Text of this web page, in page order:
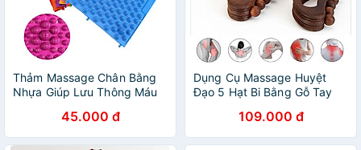
Thảm Massage Chân Bằng
Nhựa Giúp Lưu Thông Máu
45.000 đ
Dụng Cụ Massage Huyệt
Đạo 5 Hạt Bi Bằng Gỗ Tay
109.000 đ